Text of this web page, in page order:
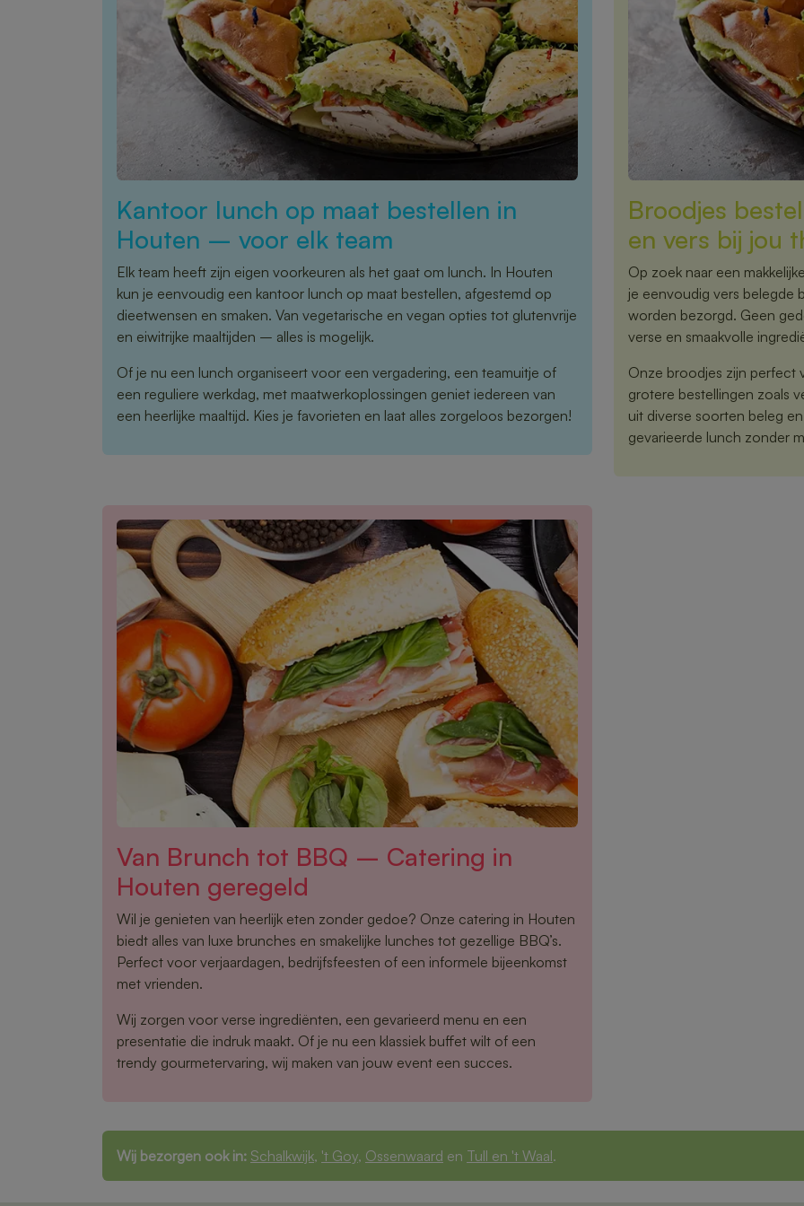
Kantoor lunch op maat bestellen in
Houten – voor elk team
Elk team heeft zijn eigen voorkeuren als het gaat om lunch. In Houten
kun je eenvoudig een kantoor lunch op maat bestellen, afgestemd op
dieetwensen en smaken. Van vegetarische en vegan opties tot glutenvrije
en eiwitrijke maaltijden – alles is mogelijk.
Of je nu een lunch organiseert voor een vergadering, een teamuitje of
een reguliere werkdag, met maatwerkoplossingen geniet iedereen van
een heerlijke maaltijd. Kies je favorieten en laat alles zorgeloos bezorgen!
Broodjes
en vers bij jou
Op zoek naar een
je eenvoudig vers belegde
worden bezorgd. Geen
verse en smaakvolle
Onze broodjes zijn perfect
grotere bestellingen zoals
uit diverse soorten beleg
gevarieerde lunch zonder
Van Brunch tot BBQ – Catering in
Houten geregeld
Wil je genieten van heerlijk eten zonder gedoe? Onze catering in Houten
biedt alles van luxe brunches en smakelijke lunches tot gezellige BBQ’s.
Perfect voor verjaardagen, bedrijfsfeesten of een informele bijeenkomst
met vrienden.
Wij zorgen voor verse ingrediënten, een gevarieerd menu en een
presentatie die indruk maakt. Of je nu een klassiek buffet wilt of een
trendy gourmetervaring, wij maken van jouw event een succes.
Wij bezorgen ook in: Schalkwijk, 't Goy, Ossenwaard en Tull en 't Waal.